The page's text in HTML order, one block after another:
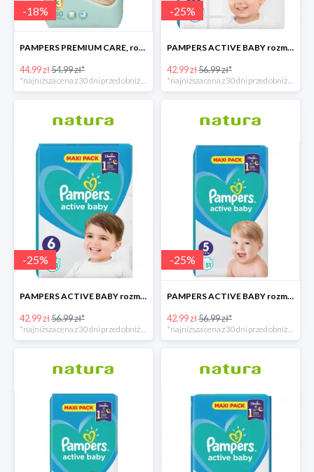
-18%
PAMPERS PREMIUM CARE, rozmiar 3, 60 pieluszki, 6kg-10kg
44.99 zł54.99 zł*
-25%
PAMPERS ACTIVE BABY rozmiar 7, 40 pieluszek, 15+ kg
42.99 zł56.99 zł*
-25%
PAMPERS ACTIVE BABY rozmiar 6, 44 pieluszki, 13-18 kg
42.99 zł56.99 zł*
-25%
PAMPERS ACTIVE BABY rozmiar 5, 51 pieluszek, 11-16 kg
42.99 zł56.99 zł*